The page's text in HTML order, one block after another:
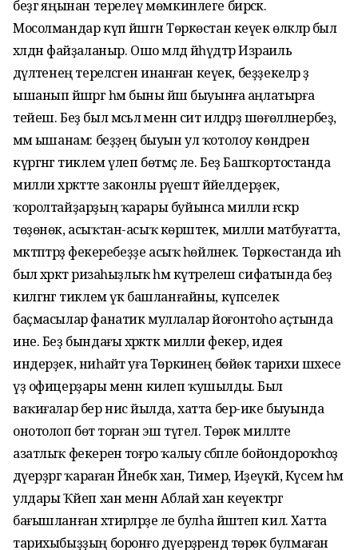
беҙгә яңынан терелеү мөмкинлеге бирәсәк.
Мосолмандар күп йәшәгән Төркөстан кеүек өлкәләр был
хәлдән файҙаланыр. Ошо мәлдә йәһүдтәр Израиль
дәүләтенең тереләсәгенә инанған кеүек, беҙҙекеләр ҙә
ышанып йәшәргә һәм быны йәш быуынға аңлатырға
тейеш. Беҙ был мәсьәлә менән сит илдәрҙә шөғөлләнербеҙ,
әммә ышанам: беҙҙең быуын ул ҡотолоу көндәрен
күргәнгә тиклем үлеп бөтмәҫ әле. Беҙ Башҡортостанда
милли хәрәкәтте законлы рәүештә йәйелдерҙек,
ҡоролтайҙарҙың ҡарары буйынса милли ғәскәр
төҙөнөк, асыҡтан-асыҡ көрәштек, милли матбуғатта,
мәктәптәрҙә фекеребеҙҙе асыҡ һөйләнек. Төркөстанда иһә
был хәрәкәт ризаһыҙлыҡ һәм күтәрелеш сифатында беҙ
килгәнгә тиклем үк башланғайны, күпселек
баҫмасылар фанатик муллалар йоғонтоһо аҫтында
ине. Беҙ бындағы хәрәкәткә милли фекер, идея
индерҙек, ниһайәт уға Төркиәнең бөйөк тарихи шәхесе
үҙ офицерҙары менән килеп ҡушылды. Был
ваҡиғалар бер нисә йылда, хатта бер-ике быуында
онотолоп бөтә торған эш түгел. Төрөк милләте
азатлыҡ фекеренә тоғро ҡалыу сәбәпле бойондороҡһоҙ
дәүерҙәргә ҡараған Йәнебәк хан, Тимер, Иҙеүкәй, Күсем һәм
улдары Ҡәйеп хан менән Аблай хан кеүектәргә
бағышланған хәтирәләрҙе әле булһа йәшәтеп килә. Хатта
тарихыбыҙҙың боронғо дәүерҙәрендә төрөк булмаған